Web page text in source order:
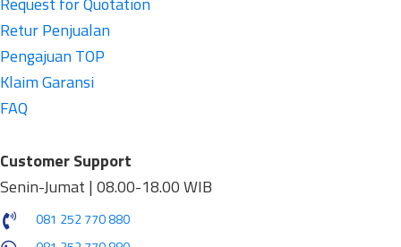
Retur Penjualan
Pengajuan TOP
Klaim Garansi
FAQ
Customer Support
Senin-Jumat | 08.00-18.00 WIB
081 252 770 880